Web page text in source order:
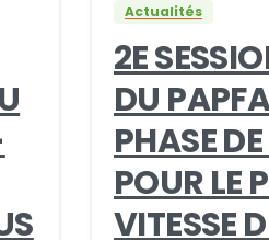
Actualités
2E
DU
PHASE
POUR LE
VITESSE